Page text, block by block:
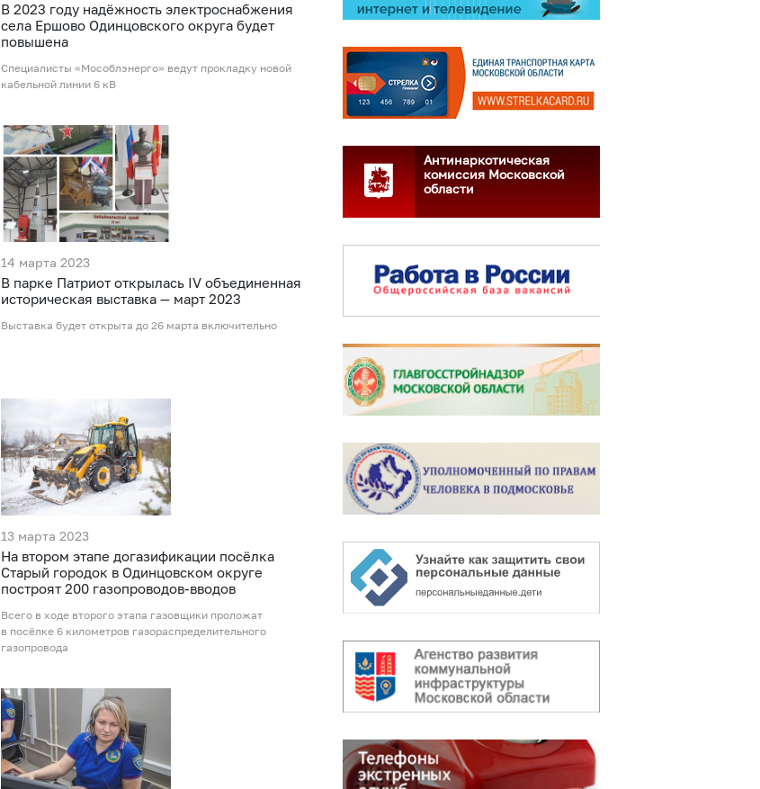
В 2023 году надёжность электроснабжения
села Ершово Одинцовского округа будет
повышена
Специалисты «Мособлэнерго» ведут прокладку новой
кабельной линии 6 кВ
14 марта 2023
В парке Патриот открылась IV объединенная
историческая выставка — март 2023
Выставка будет открыта до 26 марта включительно
13 марта 2023
На втором этапе догазификации посёлка
Старый городок в Одинцовском округе
построят 200 газопроводов-вводов
Всего в ходе второго этапа газовщики проложат
в посёлке 6 километров газораспределительного
газопровода
Антинаркотическая
комиссия Московской
области